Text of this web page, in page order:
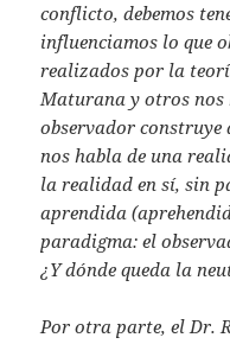
conflicto, debemos
influenciamos lo que
realizados por la
Maturana y otros nos
observador construye
nos habla de una
la realidad en sí, sin
aprendida
paradigma: el
¿Y dónde queda la
Por otra parte, el Dr.